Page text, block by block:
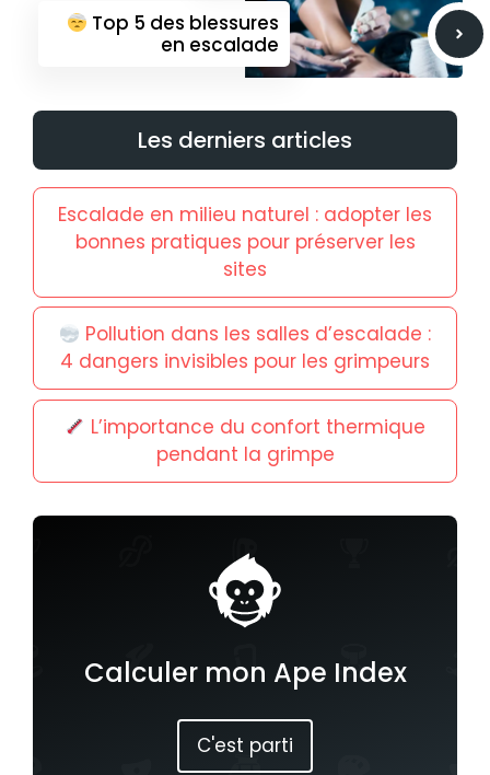
Top 5 des blessures
en escalade
Les derniers articles
Escalade en milieu naturel : adopter les
bonnes pratiques pour préserver les
sites
Pollution dans les salles d’escalade :
4 dangers invisibles pour les grimpeurs
L’importance du confort thermique
pendant la grimpe
Calculer mon Ape Index
C'est parti